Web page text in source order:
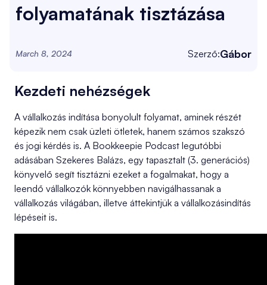
folyamatának tisztázása
March 8, 2024 Szerző:Gábor
Kezdeti nehézségek
A vállalkozás indítása bonyolult folyamat, aminek részét
képezik nem csak üzleti ötletek, hanem számos szakszó
és jogi kérdés is. A Bookkeepie Podcast legutóbbi
adásában Szekeres Balázs, egy tapasztalt (3. generációs)
könyvelő segít tisztázni ezeket a fogalmakat, hogy a
leendő vállalkozók könnyebben navigálhassanak a
vállalkozás világában, illetve áttekintjük a vállalkozásindítás
lépéseit is.